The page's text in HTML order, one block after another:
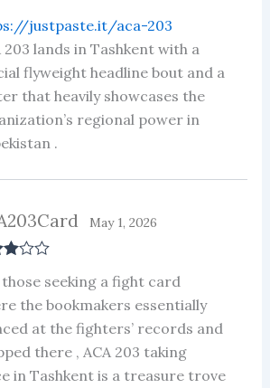
justpaste.it/aca-203
203 lands in Tashkent with a
flyweight headline bout and a
that heavily showcases the
regional power in
.
5
May 1, 2026
seeking a fight card
the bookmakers essentially
at the fighters’ records and
there , ACA 203 taking
in Tashkent is a treasure trove